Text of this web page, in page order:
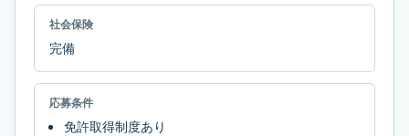
社会保険
完備
応募条件
免許取得制度あり